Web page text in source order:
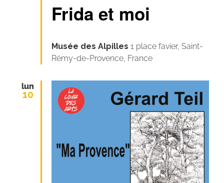
Frida et moi
Musée des Alpilles1 place favier, Saint-
Rémy-de-Provence, France
lun
10